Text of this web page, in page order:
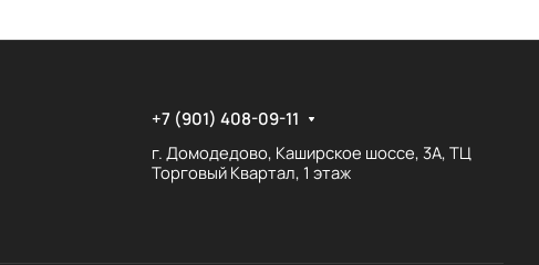
+7 (901) 408-09-11
г. Домодедово, Каширское шоссе, 3А, ТЦ
Торговый Квартал, 1 этаж